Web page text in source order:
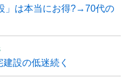
」は本当にお得?→70代の
設の低迷続く